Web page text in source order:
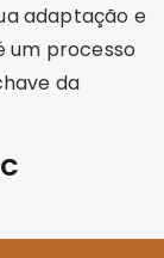
adaptação e
um processo
da